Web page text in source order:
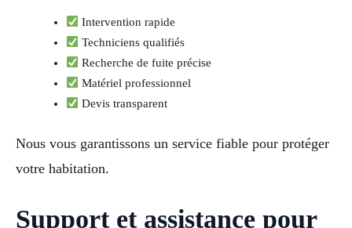
Intervention rapide
Techniciens qualifiés
Recherche de fuite précise
Matériel professionnel
Devis transparent
Nous vous garantissons un service fiable pour protéger
votre habitation.
Support et assistance pour